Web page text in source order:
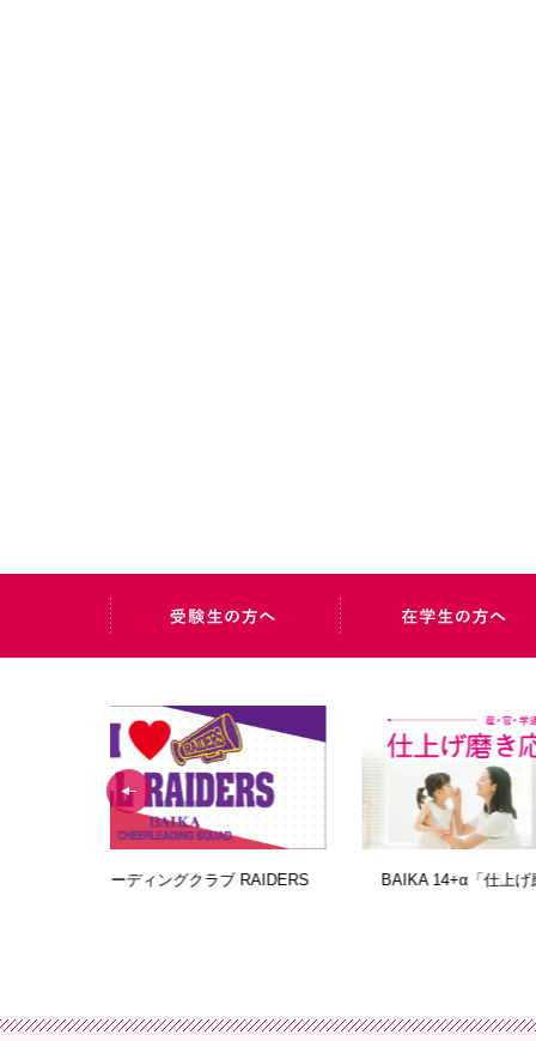
BAIKA 14+α「仕上げ磨き応援サイト」